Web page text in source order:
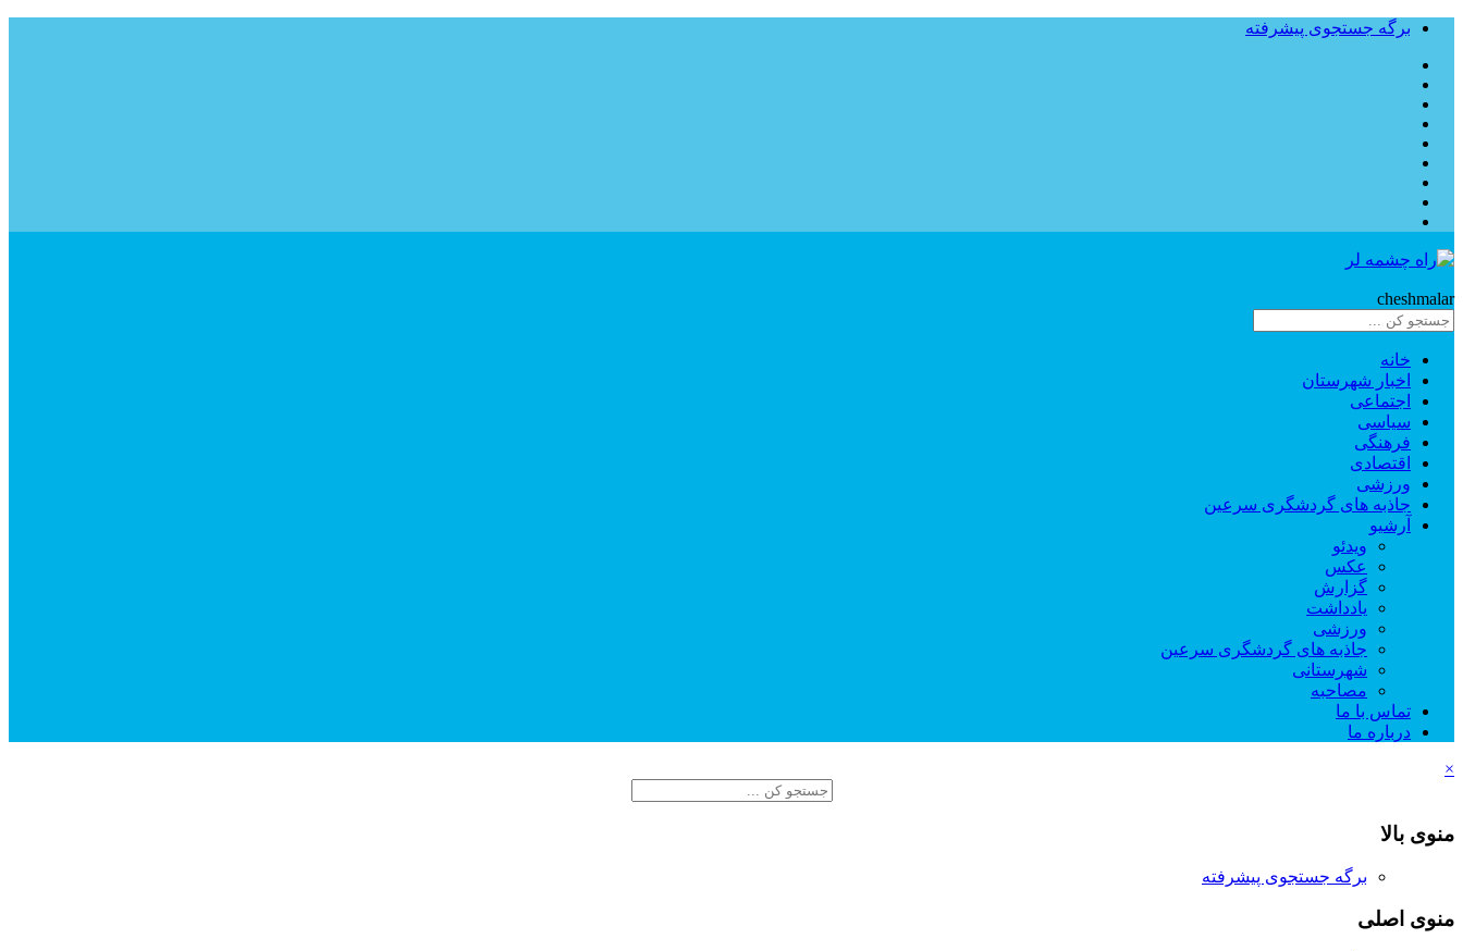
برگه جستجوی پیشرفته
cheshmalar
خانه
اخبار شهرستان
اجتماعی
سیاسی
فرهنگی
اقتصادی
ورزشی
جاذبه های گردشگری سرعین
آرشیو
ویدئو
عکس
گزارش
یادداشت
ورزشی
جاذبه های گردشگری سرعین
شهرستانی
مصاحبه
تماس با ما
درباره ما
×
منوی بالا
برگه جستجوی پیشرفته
منوی اصلی